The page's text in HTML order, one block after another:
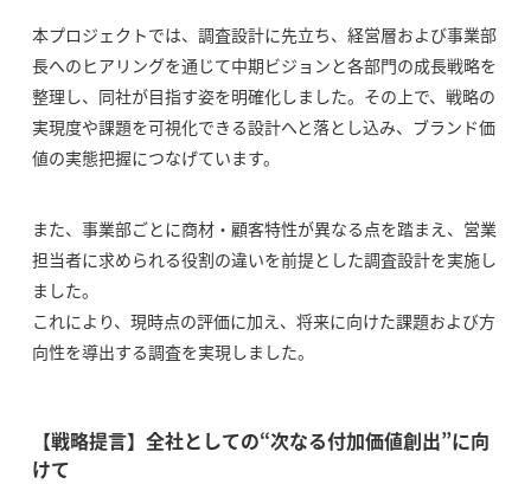
本プロジェクトでは、調査設計に先立ち、経営層および事業部
長へのヒアリングを通じて中期ビジョンと各部門の成長戦略を
整理し、同社が目指す姿を明確化しました。その上で、戦略の
実現度や課題を可視化できる設計へと落とし込み、ブランド価
値の実態把握につなげています。
また、事業部ごとに商材・顧客特性が異なる点を踏まえ、営業
担当者に求められる役割の違いを前提とした調査設計を実施し
ました。
これにより、現時点の評価に加え、将来に向けた課題および方
向性を導出する調査を実現しました。
【戦略提言】全社としての“次なる付加価値創出”に向
けて